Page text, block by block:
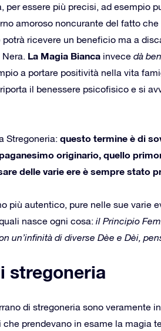
per essere più precisi, ad esempio
amoroso noncurante del fatto
potrà ricevere un beneficio ma a
La Magia Bianca invece dà
a portare positività nella vita
il benessere psicofisico e si
Stregoneria: questo termine è di
originario, quello
delle varie ere è sempre stato
più autentico, pure nelle sue varie
nasce ogni cosa: il Principio
un’infinità di diverse Dèe e Dèi,
stregoneria
di stregoneria sono veramente
prendevano in esame la magia